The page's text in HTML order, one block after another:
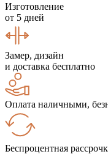
Изготовление
от 5 дней
Замер, дизайн
и доставка бесплатно
Оплата наличными,
Беспроцентная